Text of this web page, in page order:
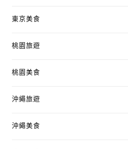
東京美食
桃園旅遊
桃園美食
沖繩旅遊
沖繩美食